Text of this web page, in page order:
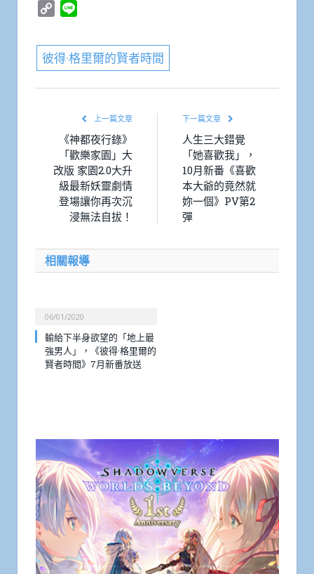
Copy
彼得·格里爾的賢者時間
上一篇文章
《神都夜行錄》
「歡樂家園」大
改版 家園2.0大升
級最新妖靈劇情
登場讓你再次沉
浸無法自拔！
下一篇文章
人生三大錯覺
「她喜歡我」，
10月新番《喜歡
本大爺的竟然就
妳一個》PV第2
彈
相關報導
06/01/2020
輸給下半身欲望的「地上最
強男人」，《彼得·格里爾的
賢者時間》7月新番放送